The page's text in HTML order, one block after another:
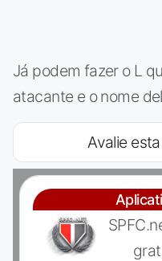
Já podem fazer o L
atacante e o nome
Avalie